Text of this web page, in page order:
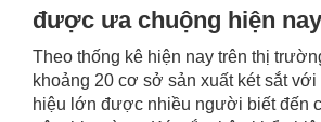
được ưa chuộng hiện nay
Theo thống kê hiện nay trên thị
khoảng 20 cơ sở sản xuất két sắt
hiệu lớn được nhiều người biết đến